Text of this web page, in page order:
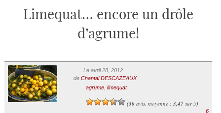
Limequat… encore un drôle
d’agrume!
Le avril 28, 2012
de Chantal DESCAZEAUX
agrume, limequat
(30avis, moyenne : 3,47sur 5)
6